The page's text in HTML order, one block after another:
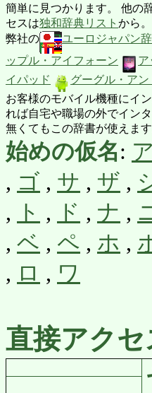
簡単に見つかります。 他の
セスは独和辞典リスト から。
弊社の
ユーロジャパン
ップル・アイフォーン
ア
イパッド
グーグル・アン
お客様のモバイル機種にイ
れば自宅や職場の外でイン
無くてもこの辞書が使えます
始めの仮名: ア
, ゴ , サ , ザ ,
,
ト , ド , ナ ,
, ベ , ペ , ホ ,
, ロ , ワ
直接アクセ